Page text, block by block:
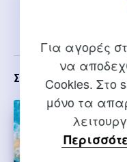
Για αγορές
να
Cookies. Στο
μόνο τα
Σχετικα